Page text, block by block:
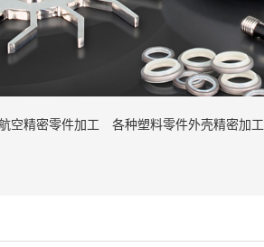
空精密零件加工 各种塑料零件外壳精密加工